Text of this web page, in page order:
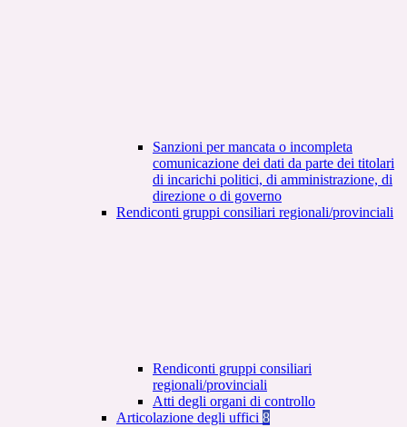
Sanzioni per mancata o incompleta
comunicazione dei dati da parte dei titolari
di incarichi politici, di amministrazione, di
direzione o di governo
Rendiconti gruppi consiliari regionali/provinciali
Rendiconti gruppi consiliari
regionali/provinciali
Atti degli organi di controllo
Articolazione degli uffici 8